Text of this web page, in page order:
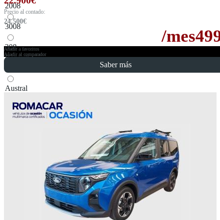
2008
3008
308
Renault
Austral
Captur
Precio al contado:
24.500€
/mes
Añadir a favoritos
Añadir al comparador
Saber más